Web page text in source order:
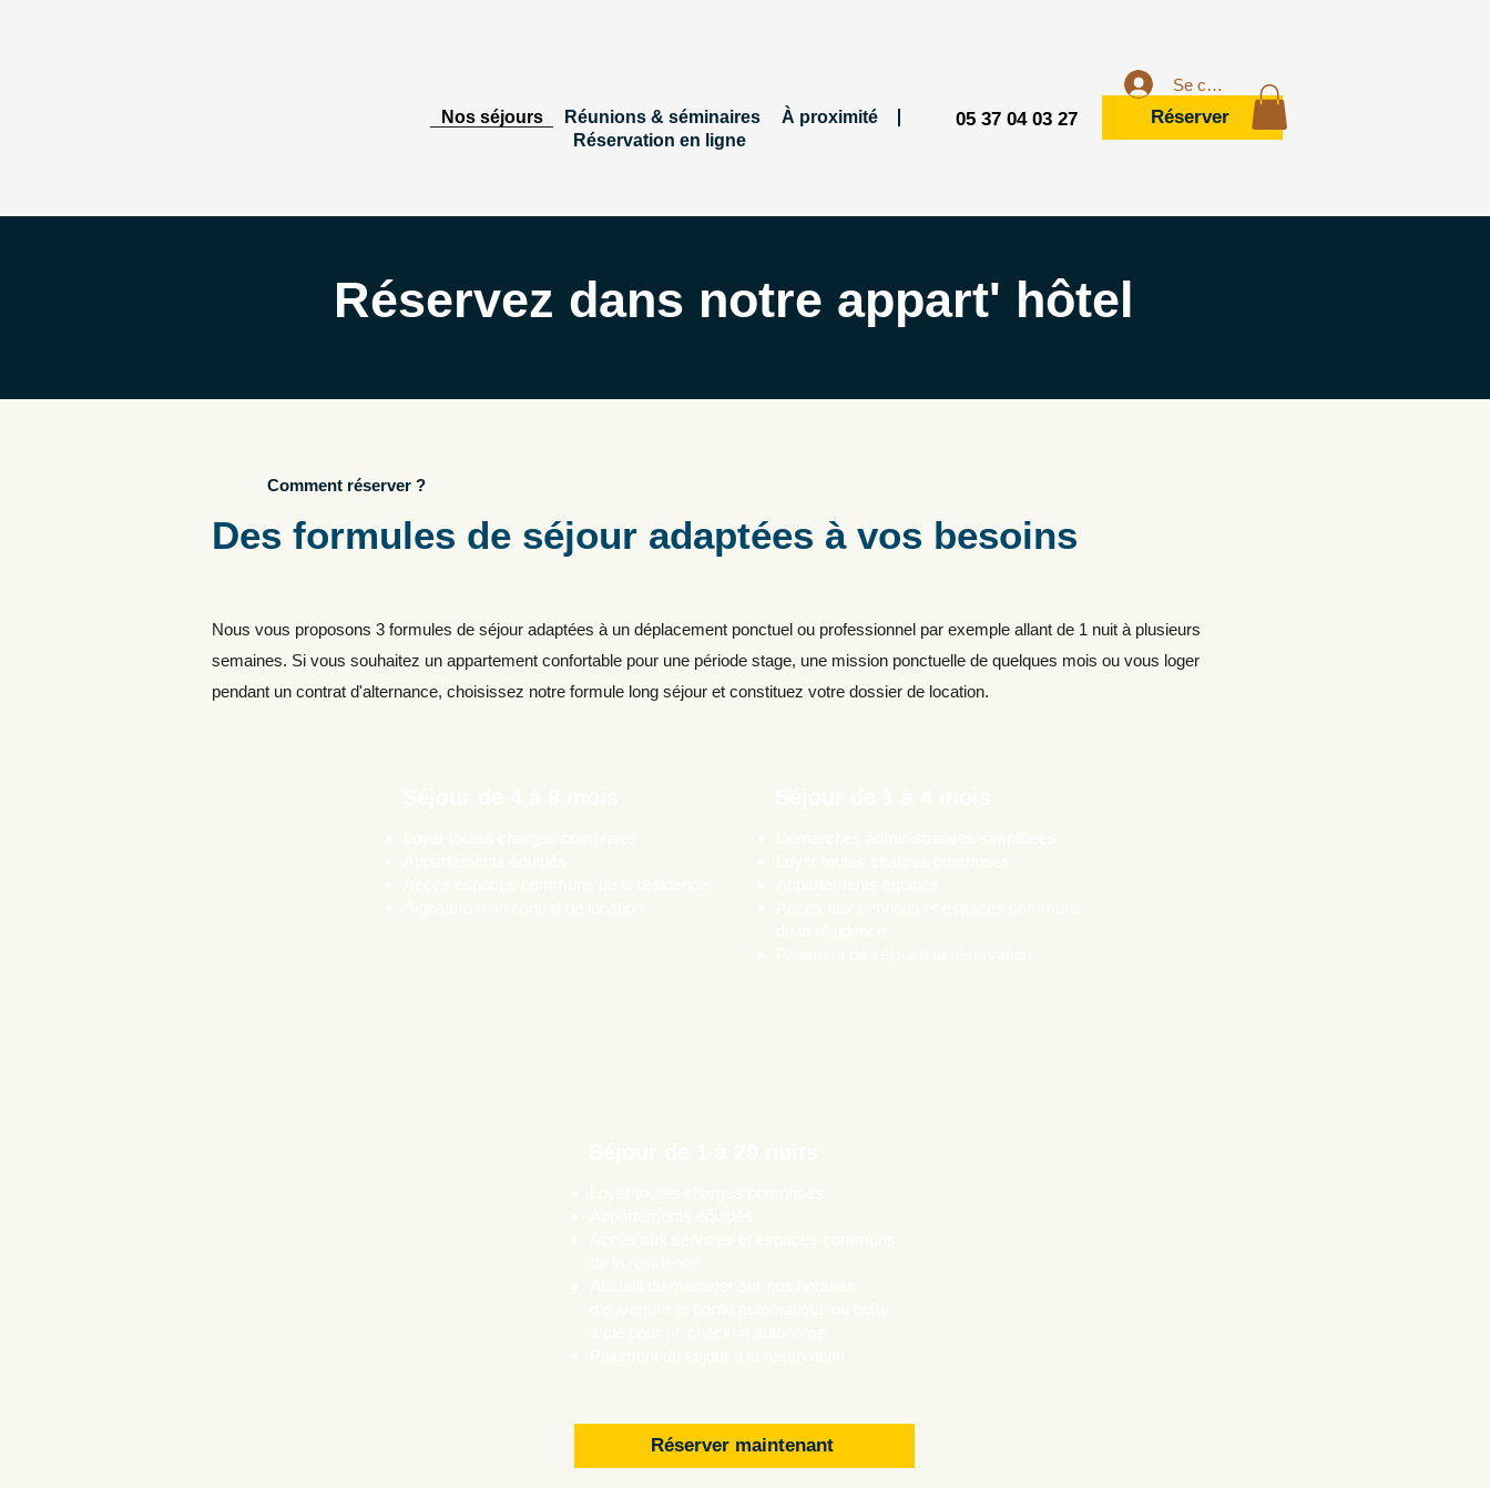
05 37 04 03 27
Nos séjours Réunions & séminaires
À proximité
Réservation en ligne
Réserver
Se connecter
Réservez dans notre appart' hôtel
Comment réserver ?
Des formules de séjour adaptées à vos besoins
Nous vous proposons 3 formules de séjour adaptées à un déplacement ponctuel ou professionnel par exemple allant de 1 nuit à plusieurs
semaines. Si vous souhaitez un appartement confortable pour une période stage, une mission ponctuelle de quelques mois ou vous loger
pendant un contrat d'alternance, choisissez notre formule long séjour et constituez votre dossier de location.
Réserver maintenant